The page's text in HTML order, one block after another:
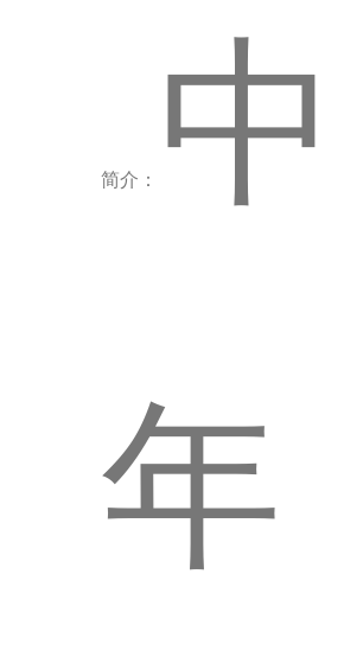
简介：
中
年